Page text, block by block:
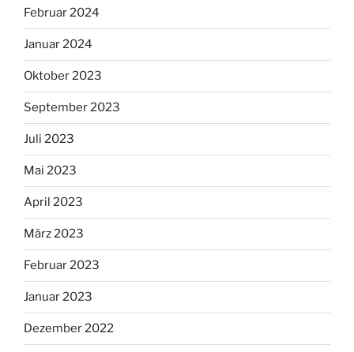
Februar 2024
Januar 2024
Oktober 2023
September 2023
Juli 2023
Mai 2023
April 2023
März 2023
Februar 2023
Januar 2023
Dezember 2022